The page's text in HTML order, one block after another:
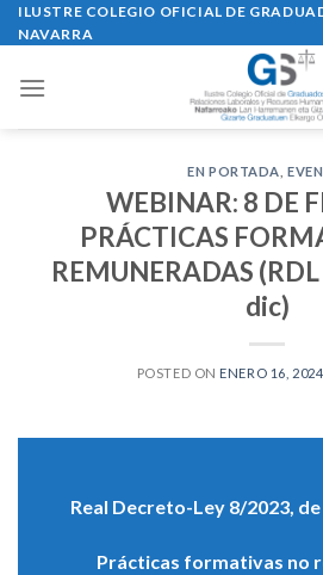
Skip
to
ILUSTRE COLEGIO OFICIAL DE
NAVARRA
EN PORTADA ,
WEBINAR: 8 DE
PRÁCTICAS
REMUNERADAS
dic)
POSTED ON ENERO 16, 2024
Real Decreto-Ley 8/2023,
Prácticas formativas no